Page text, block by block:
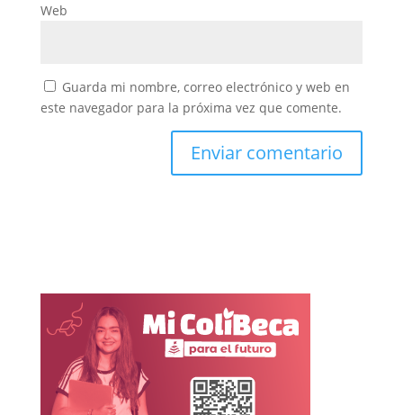
Web
Guarda mi nombre, correo electrónico y web en
este navegador para la próxima vez que comente.